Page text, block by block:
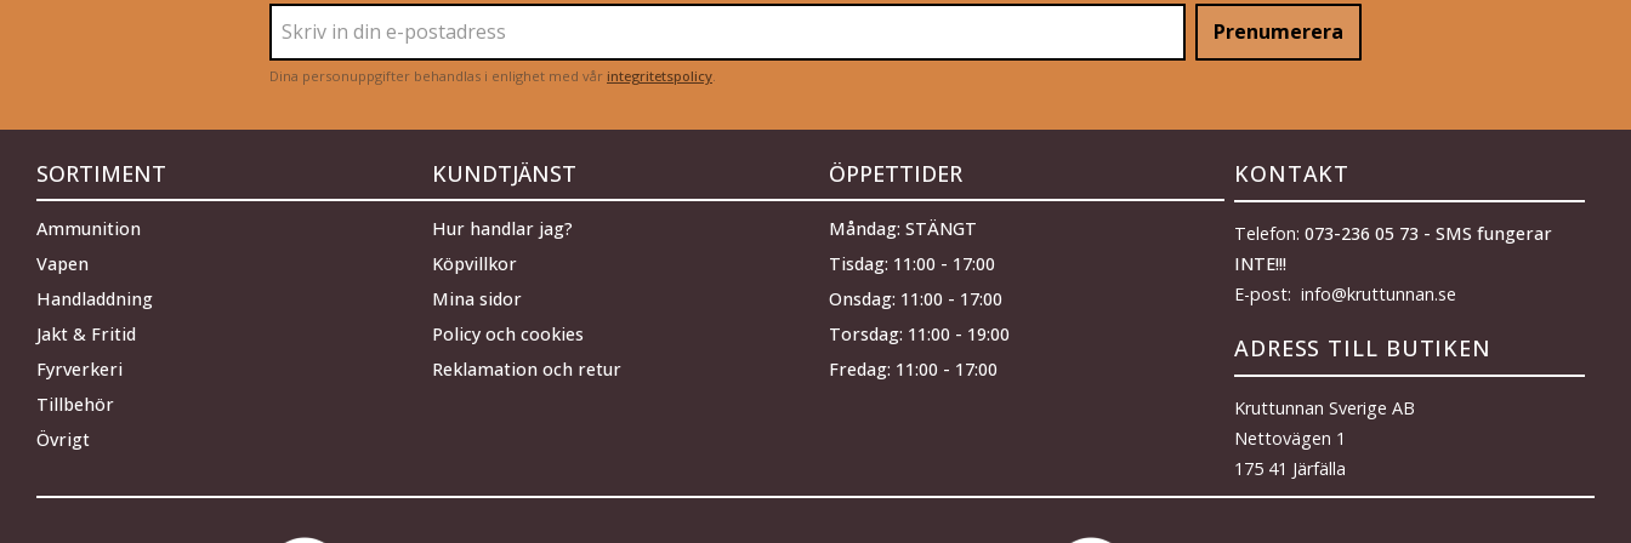
Prenumerera
Dina personuppgifter behandlas i enlighet med vår integritetspolicy.
SORTIMENT
Ammunition
Vapen
Handladdning
Jakt & Fritid
Fyrverkeri
Tillbehör
Övrigt
KUNDTJÄNST
Hur handlar jag?
Köpvillkor
Mina sidor
Policy och cookies
Reklamation och retur
ÖPPETTIDER
Måndag: STÄNGT
Tisdag: 11:00 - 17:00
Onsdag: 11:00 - 17:00
Torsdag: 11:00 - 19:00
Fredag: 11:00 - 17:00
KONTAKT
Telefon: 073-236 05 73 - SMS fungerar
INTE!!!
E-post: info@kruttunnan.se
ADRESS TILL BUTIKEN
Kruttunnan Sverige AB
Nettovägen 1
175 41 Järfälla